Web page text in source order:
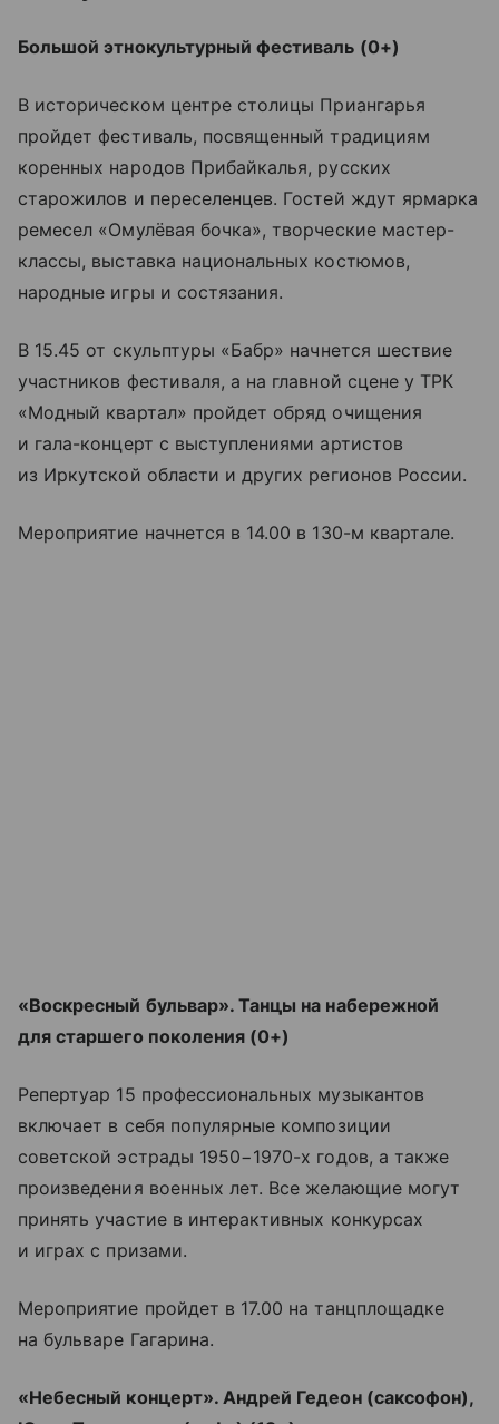
Большой этнокультурный фестиваль (0+)
В историческом центре столицы Приангарья
пройдет фестиваль, посвященный традициям
коренных народов Прибайкалья, русских
старожилов и переселенцев. Гостей ждут ярмарка
ремесел «Омулёвая бочка», творческие мастер-
классы, выставка национальных костюмов,
народные игры и состязания.
В 15.45 от скульптуры «Бабр» начнется шествие
участников фестиваля, а на главной сцене у ТРК
«Модный квартал» пройдет обряд очищения
и гала-концерт с выступлениями артистов
из Иркутской области и других регионов России.
Мероприятие начнется в 14.00 в 130-м квартале.
«Воскресный бульвар». Танцы на набережной
для старшего поколения (0+)
Репертуар 15 профессиональных музыкантов
включает в себя популярные композиции
советской эстрады 1950−1970-х годов, а также
произведения военных лет. Все желающие могут
принять участие в интерактивных конкурсах
и играх с призами.
Мероприятие пройдет в 17.00 на танцплощадке
на бульваре Гагарина.
«Небесный концерт». Андрей Гедеон (саксофон),